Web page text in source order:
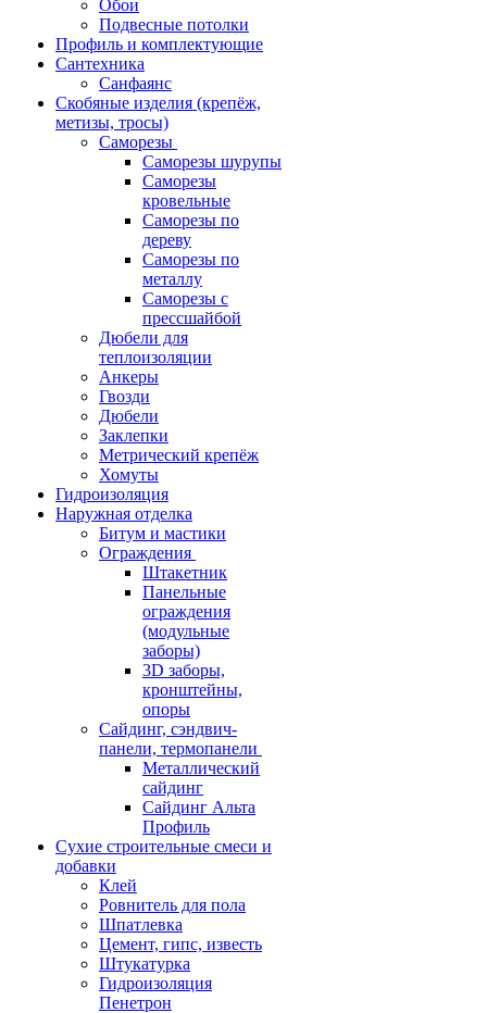
Обои
Подвесные потолки
Профиль и комплектующие
Сантехника
Санфаянс
Скобяные изделия (крепёж,
метизы, тросы)
Саморезы
Саморезы шурупы
Саморезы
кровельные
Саморезы по
дереву
Саморезы по
металлу
Саморезы с
прессшайбой
Дюбели для
теплоизоляции
Анкеры
Гвозди
Дюбели
Заклепки
Метрический крепёж
Хомуты
Гидроизоляция
Наружная отделка
Битум и мастики
Ограждения
Штакетник
Панельные
ограждения
(модульные
заборы)
3D заборы,
кронштейны,
опоры
Cайдинг, сэндвич-
панели, термопанели
Металлический
сайдинг
Сайдинг Альта
Профиль
Сухие строительные смеси и
добавки
Клей
Ровнитель для пола
Шпатлевка
Цемент, гипс, известь
Штукатурка
Гидроизоляция
Пенетрон